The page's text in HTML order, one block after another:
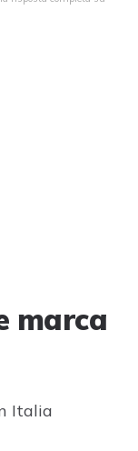
marca
Italia